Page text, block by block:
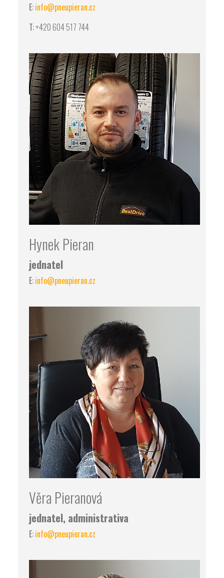
E:info@pneupieran.cz
T:+420 604 517 744
Hynek Pieran
jednatel
E:info@pneupieran.cz
Věra Pieranová
jednatel, administrativa
E:info@pneupieran.cz